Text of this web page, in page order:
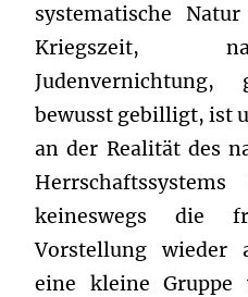
systematische
Kriegszeit,
bewusst gebilligt, ist
an der Realität des
keineswegs die
Vorstellung wieder
eine kleine Gruppe